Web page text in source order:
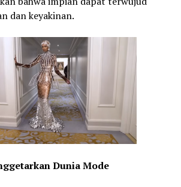
dan keyakinan.
Dunia Mode